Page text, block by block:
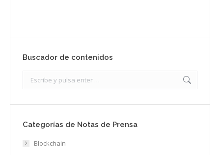
Buscador de contenidos
Categorías de Notas de Prensa
Blockchain